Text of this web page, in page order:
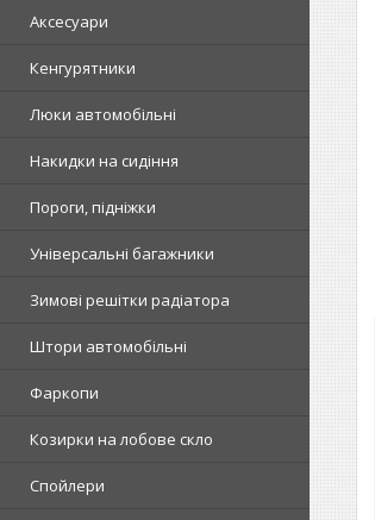
Аксесуари
Кенгурятники
Люки автомобільні
Накидки на сидіння
Пороги, підніжки
Універсальні багажники
Зимові решітки радіатора
Штори автомобільні
Фаркопи
Козирки на лобове скло
Спойлери